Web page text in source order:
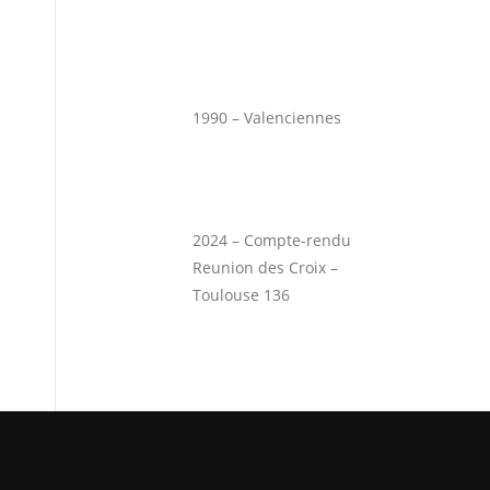
1990 – Valenciennes
2024 – Compte-rendu
Reunion des Croix –
Toulouse 136